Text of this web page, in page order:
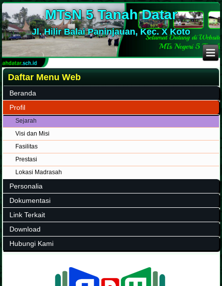
MTsN 5 Tanah Datar
Jl. Hilir Balai Paninjauan, Kec. X Koto
Daftar Menu Web
Beranda
Profil
Sejarah
Visi dan Misi
Fasilitas
Prestasi
Lokasi Madrasah
Personalia
Dokumentasi
Link Terkait
Download
Hubungi Kami